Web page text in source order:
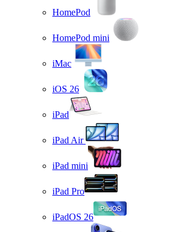
HomePod
HomePod mini
iMac
iOS 26
iPad
iPad Air
iPad mini
iPad Pro
iPadOS 26